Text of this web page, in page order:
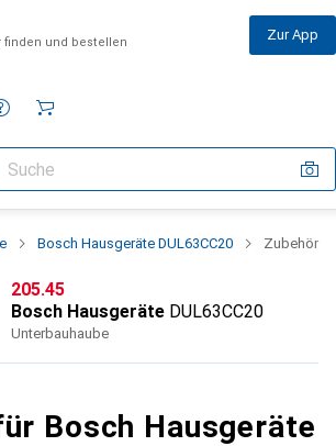
finden und bestellen Zur App
Bosch Hausgeräte DUL63CC20 Zubehör
CHF
205.45
Bosch Hausgeräte DUL63CC20
Unterbauhaube
Bosch Hausgeräte